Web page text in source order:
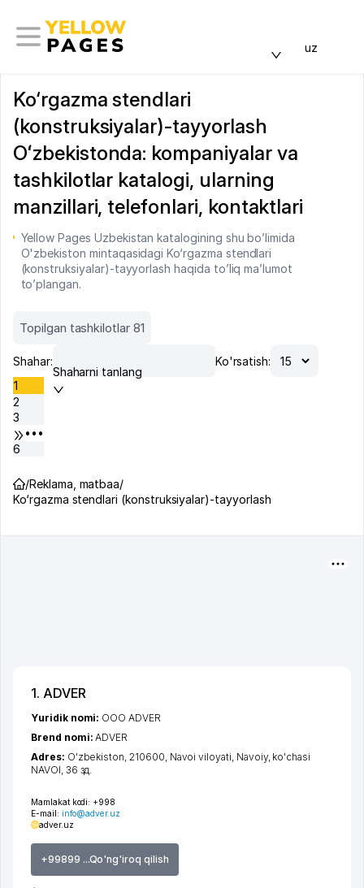
uz
Ko‘rgazma stendlari
(konstruksiyalar)-tayyorlash
Oʻzbekistonda: kompaniyalar va
tashkilotlar katalogi, ularning
manzillari, telefonlari, kontaktlari
Yellow Pages Uzbekistan katalogining shu bo’limida
O'zbekiston mintaqasidagi Ko‘rgazma stendlari
(konstruksiyalar)-tayyorlash haqida to’liq ma’lumot
to’plangan.
Topilgan tashkilotlar 81
Shahar:
Shaharni tanlang
Ko'rsatish:
1
2
3
•••
6
/Reklama, matbaa/
Ko‘rgazma stendlari (konstruksiyalar)-tayyorlash
1. ADVER
Mamlakat kodi: +998
E-mail: info@adver.uz
adver.uz
+99899 ...Qo'ng'iroq qilish
Yuridik nomi: ООО ADVER
Brend nomi:ADVER
Adres: O'zbekiston, 210600, Navoi viloyati Navoiy, ko'chasi
NAVOI , 36 зд.